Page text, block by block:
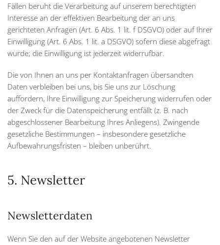
Fällen beruht die Verarbeitung auf unserem berechtigten
Interesse an der effektiven Bearbeitung der an uns
gerichteten Anfragen (Art. 6 Abs. 1 lit. f DSGVO) oder auf Ihrer
Einwilligung (Art. 6 Abs. 1 lit. a DSGVO) sofern diese abgefragt
wurde; die Einwilligung ist jederzeit widerrufbar.
Die von Ihnen an uns per Kontaktanfragen übersandten
Daten verbleiben bei uns, bis Sie uns zur Löschung
auffordern, Ihre Einwilligung zur Speicherung widerrufen oder
der Zweck für die Datenspeicherung entfällt (z. B. nach
abgeschlossener Bearbeitung Ihres Anliegens). Zwingende
gesetzliche Bestimmungen – insbesondere gesetzliche
Aufbewahrungsfristen – bleiben unberührt.
5. Newsletter
Newsletter­daten
Wenn Sie den auf der Website angebotenen Newsletter